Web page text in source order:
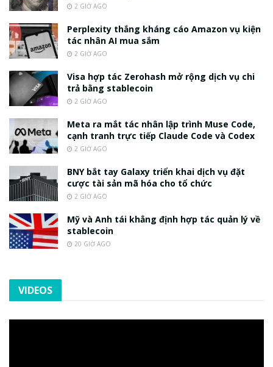
2 GIỜ AGO
Perplexity thắng kháng cáo Amazon vụ kiện
tác nhân AI mua sắm
2 GIỜ AGO
Visa hợp tác Zerohash mở rộng dịch vụ chi
trả bằng stablecoin
2 GIỜ AGO
Meta ra mắt tác nhân lập trình Muse Code,
cạnh tranh trực tiếp Claude Code và Codex
2 GIỜ AGO
BNY bắt tay Galaxy triển khai dịch vụ đặt
cược tài sản mã hóa cho tổ chức
2 GIỜ AGO
Mỹ và Anh tái khẳng định hợp tác quản lý về
stablecoin
20 GIỜ AGO
VIDEOS